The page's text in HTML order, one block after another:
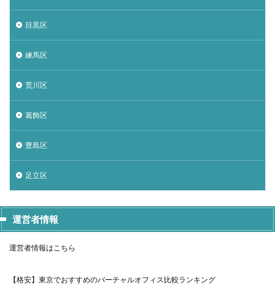
目黒区
練馬区
荒川区
葛飾区
豊島区
足立区
運営者情報
運営者情報はこちら
【格安】東京でおすすめのバーチャルオフィス比較ランキング